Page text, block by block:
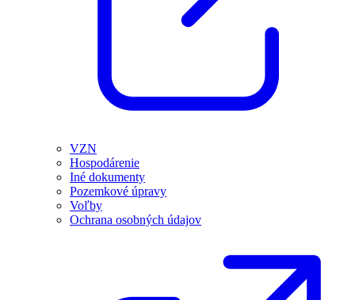
VZN
Hospodárenie
Iné dokumenty
Pozemkové úpravy
Voľby
Ochrana osobných údajov